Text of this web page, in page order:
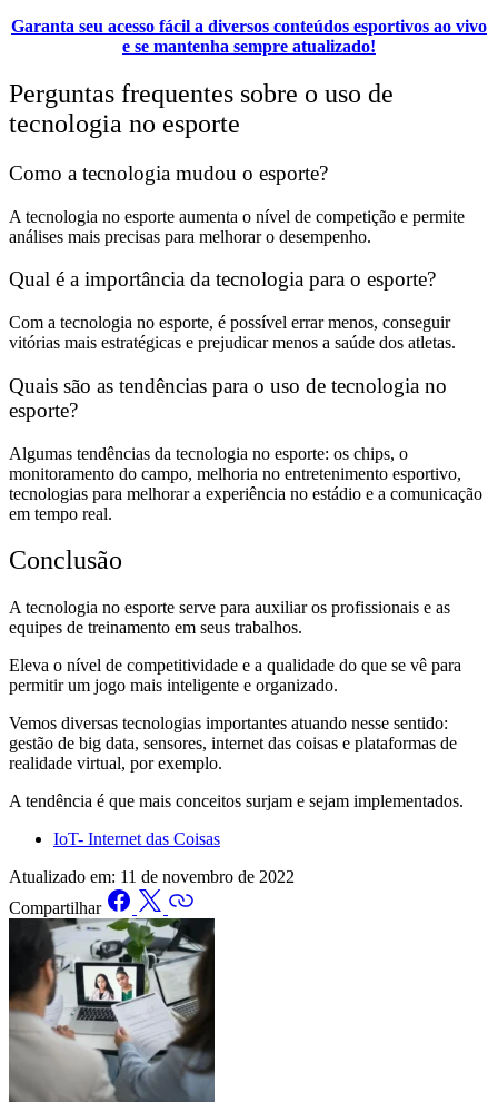
Garanta seu acesso fácil a diversos conteúdos esportivos ao vivo
e se mantenha sempre atualizado!
Perguntas frequentes sobre o uso de
tecnologia no esporte
Como a tecnologia mudou o esporte?
A tecnologia no esporte aumenta o nível de competição e permite
análises mais precisas para melhorar o desempenho.
Qual é a importância da tecnologia para o esporte?
Com a tecnologia no esporte, é possível errar menos, conseguir
vitórias mais estratégicas e prejudicar menos a saúde dos atletas.
Quais são as tendências para o uso de tecnologia no
esporte?
Algumas tendências da tecnologia no esporte: os chips, o
monitoramento do campo, melhoria no entretenimento esportivo,
tecnologias para melhorar a experiência no estádio e a comunicação
em tempo real.
Conclusão
A tecnologia no esporte serve para auxiliar os profissionais e as
equipes de treinamento em seus trabalhos.
Eleva o nível de competitividade e a qualidade do que se vê para
permitir um jogo mais inteligente e organizado.
Vemos diversas tecnologias importantes atuando nesse sentido:
gestão de big data, sensores, internet das coisas e plataformas de
realidade virtual, por exemplo.
A tendência é que mais conceitos surjam e sejam implementados.
IoT- Internet das Coisas
Atualizado em: 11 de novembro de 2022
Compartilhar